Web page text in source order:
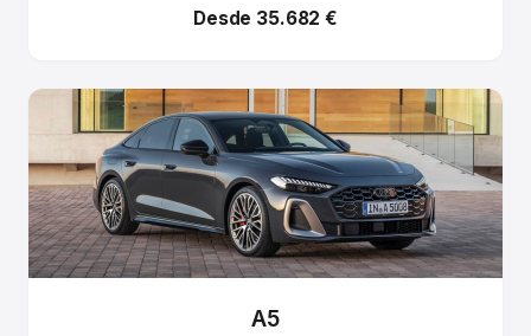
Desde 35.682 €
A5